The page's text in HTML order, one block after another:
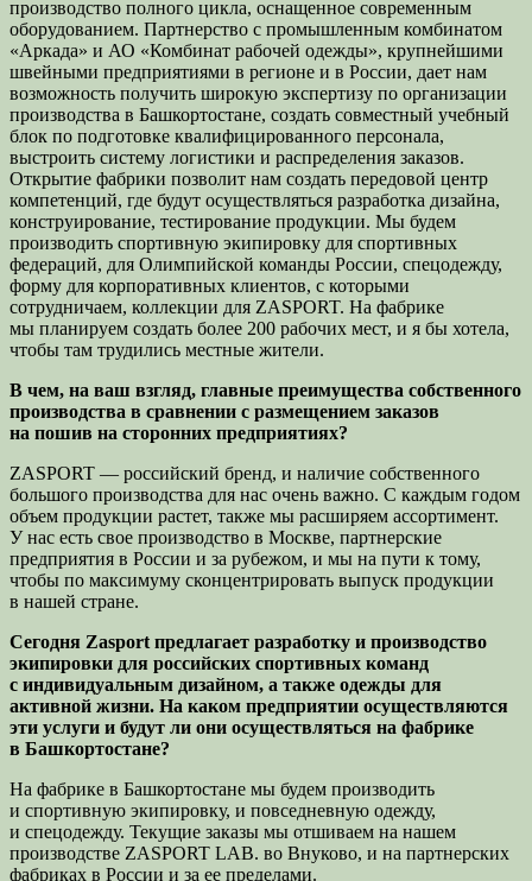
производство полного цикла, оснащенное современным
оборудованием. Партнерство с промышленным комбинатом
«Аркада» и АО «Комбинат рабочей одежды», крупнейшими
швейными предприятиями в регионе и в России, дает нам
возможность получить широкую экспертизу по организации
производства в Башкортостане, создать совместный учебный
блок по подготовке квалифицированного персонала,
выстроить систему логистики и распределения заказов.
Открытие фабрики позволит нам создать передовой центр
компетенций, где будут осуществляться разработка дизайна,
конструирование, тестирование продукции. Мы будем
производить спортивную экипировку для спортивных
федераций, для Олимпийской команды России, спецодежду,
форму для корпоративных клиентов, с которыми
сотрудничаем, коллекции для ZASPORT. На фабрике
мы планируем создать более 200 рабочих мест, и я бы хотела,
чтобы там трудились местные жители.
В чем, на ваш взгляд, главные преимущества собственного
производства в сравнении с размещением заказов
на пошив на сторонних предприятиях?
ZASPORT — российский бренд, и наличие собственного
большого производства для нас очень важно. С каждым годом
объем продукции растет, также мы расширяем ассортимент.
У нас есть свое производство в Москве, партнерские
предприятия в России и за рубежом, и мы на пути к тому,
чтобы по максимуму сконцентрировать выпуск продукции
в нашей стране.
Сегодня Zasport предлагает разработку и производство
экипировки для российских спортивных команд
с индивидуальным дизайном, а также одежды для
активной жизни. На каком предприятии осуществляются
эти услуги и будут ли они осуществляться на фабрике
в Башкортостане?
На фабрике в Башкортостане мы будем производить
и спортивную экипировку, и повседневную одежду,
и спецодежду. Текущие заказы мы отшиваем на нашем
производстве ZASPORT LAB. во Внуково, и на партнерских
фабриках в России и за ее пределами.